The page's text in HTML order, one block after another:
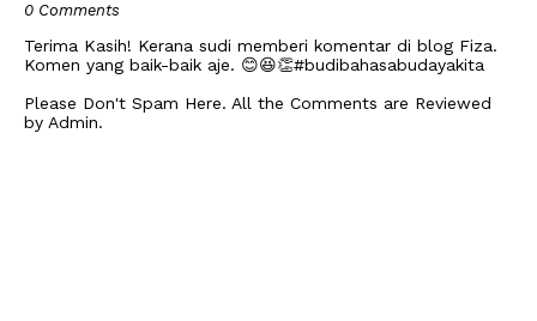
0 Comments
Terima Kasih! Kerana sudi memberi komentar di blog Fiza.
Komen yang baik-baik aje. 😊😆👏#budibahasabudayakita
Please Don't Spam Here. All the Comments are Reviewed
by Admin.